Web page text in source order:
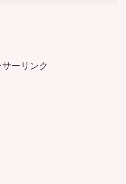
サーリンク